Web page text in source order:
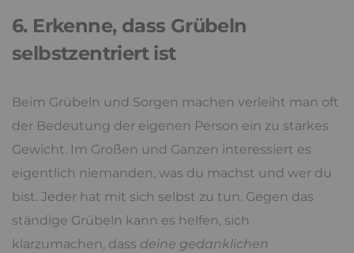
6. Erkenne, dass Grübeln
selbstzentriert ist
Beim Grübeln und Sorgen machen verleiht man oft
der Bedeutung der eigenen Person ein zu starkes
Gewicht. Im Großen und Ganzen interessiert es
eigentlich niemanden, was du machst und wer du
bist. Jeder hat mit sich selbst zu tun. Gegen das
ständige Grübeln kann es helfen, sich
klarzumachen, dass deine gedanklichen